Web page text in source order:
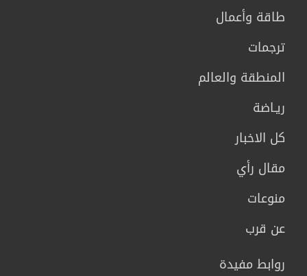
طاقة وأعمال
ترجمات
المنطقة والعالم
ريـاضة
كل الاخبار
مقال رأي
منوعات
عن قرب
روابط مفيدة